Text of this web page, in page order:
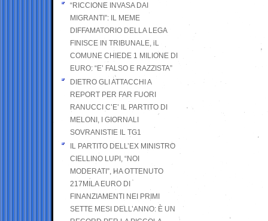
“RICCIONE INVASA DAI
MIGRANTI”: IL MEME
DIFFAMATORIO DELLA LEGA
FINISCE IN TRIBUNALE, iL
COMUNE CHIEDE 1 MILIONE DI
EURO: “E’ FALSO E RAZZISTA”
DIETRO GLI ATTACCHI A
REPORT PER FAR FUORI
RANUCCI C’E’ IL PARTITO DI
MELONI, I GIORNALI
SOVRANISTIE IL TG1
IL PARTITO DELL’EX MINISTRO
CIELLINO LUPI, “NOI
MODERATI”, HA OTTENUTO
217MILA EURO DI
FINANZIAMENTI NEI PRIMI
SETTE MESI DELL’ANNO: È UN